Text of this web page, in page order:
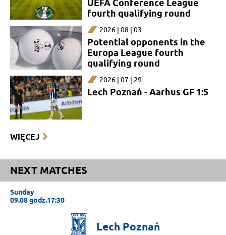
UEFA Conference League
fourth qualifying round
2026 | 08 | 03
Potential opponents in the
Europa League fourth
qualifying round
2026 | 07 | 29
Lech Poznań - Aarhus GF 1:5
WIĘCEJ
NEXT MATCHES
Sunday
09.08 godz.17:30
Lech Poznań